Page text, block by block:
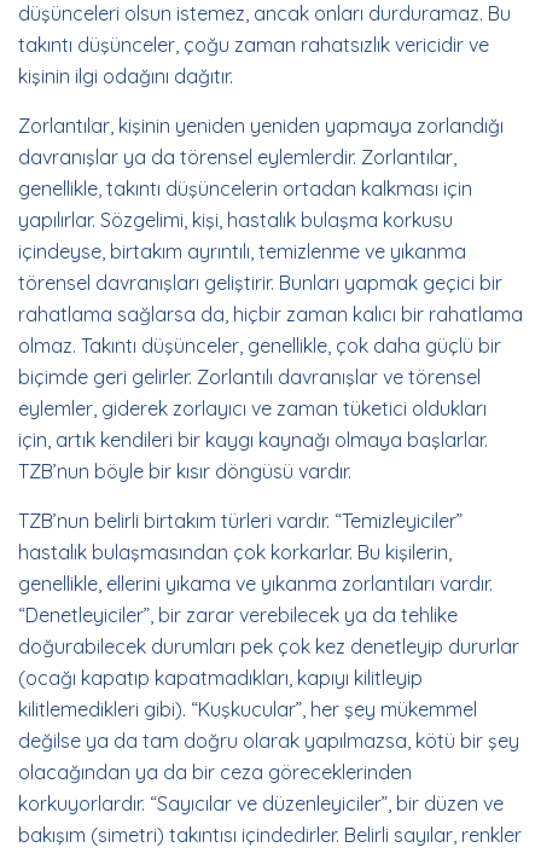
düşünceleri olsun istemez, ancak onları durduramaz. Bu
takıntı düşünceler, çoğu zaman rahatsızlık vericidir ve
kişinin ilgi odağını dağıtır.
Zorlantılar, kişinin yeniden yeniden yapmaya zorlandığı
davranışlar ya da törensel eylemlerdir. Zorlantılar,
genellikle, takıntı düşüncelerin ortadan kalkması için
yapılırlar. Sözgelimi, kişi, hastalık bulaşma korkusu
içindeyse, birtakım ayrıntılı, temizlenme ve yıkanma
törensel davranışları geliştirir. Bunları yapmak geçici bir
rahatlama sağlarsa da, hiçbir zaman kalıcı bir rahatlama
olmaz. Takıntı düşünceler, genellikle, çok daha güçlü bir
biçimde geri gelirler. Zorlantılı davranışlar ve törensel
eylemler, giderek zorlayıcı ve zaman tüketici oldukları
için, artık kendileri bir kaygı kaynağı olmaya başlarlar.
TZB’nun böyle bir kısır döngüsü vardır.
TZB’nun belirli birtakım türleri vardır. “Temizleyiciler”
hastalık bulaşmasından çok korkarlar. Bu kişilerin,
genellikle, ellerini yıkama ve yıkanma zorlantıları vardır.
“Denetleyiciler”, bir zarar verebilecek ya da tehlike
doğurabilecek durumları pek çok kez denetleyip dururlar
(ocağı kapatıp kapatmadıkları, kapıyı kilitleyip
kilitlemedikleri gibi). “Kuşkucular”, her şey mükemmel
değilse ya da tam doğru olarak yapılmazsa, kötü bir şey
olacağından ya da bir ceza göreceklerinden
korkuyorlardır. “Sayıcılar ve düzenleyiciler”, bir düzen ve
bakışım (simetri) takıntısı içindedirler. Belirli sayılar, renkler